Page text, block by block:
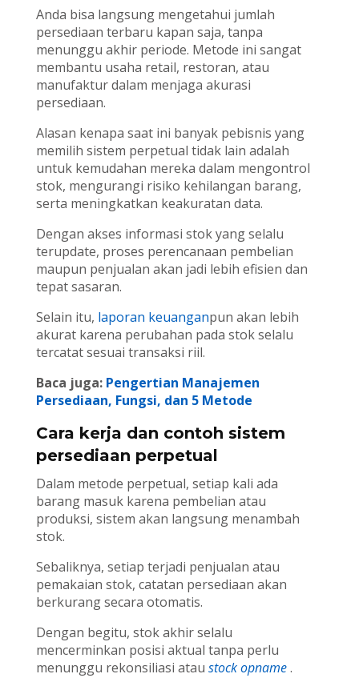
Anda bisa langsung mengetahui jumlah
persediaan terbaru kapan saja, tanpa
menunggu akhir periode. Metode ini sangat
membantu usaha retail, restoran, atau
manufaktur dalam menjaga akurasi
persediaan.
Alasan kenapa saat ini banyak pebisnis yang
memilih sistem perpetual tidak lain adalah
untuk kemudahan mereka dalam mengontrol
stok, mengurangi risiko kehilangan barang,
serta meningkatkan keakuratan data.
Dengan akses informasi stok yang selalu
terupdate, proses perencanaan pembelian
maupun penjualan akan jadi lebih efisien dan
tepat sasaran.
Selain itu, laporan keuanganpun akan lebih
akurat karena perubahan pada stok selalu
tercatat sesuai transaksi riil.
Baca juga: Pengertian Manajemen
Persediaan, Fungsi, dan 5 Metode
Cara kerja dan contoh sistem
persediaan perpetual
Dalam metode perpetual, setiap kali ada
barang masuk karena pembelian atau
produksi, sistem akan langsung menambah
stok.
Sebaliknya, setiap terjadi penjualan atau
pemakaian stok, catatan persediaan akan
berkurang secara otomatis.
Dengan begitu, stok akhir selalu
mencerminkan posisi aktual tanpa perlu
menunggu rekonsiliasi atau stock opname.